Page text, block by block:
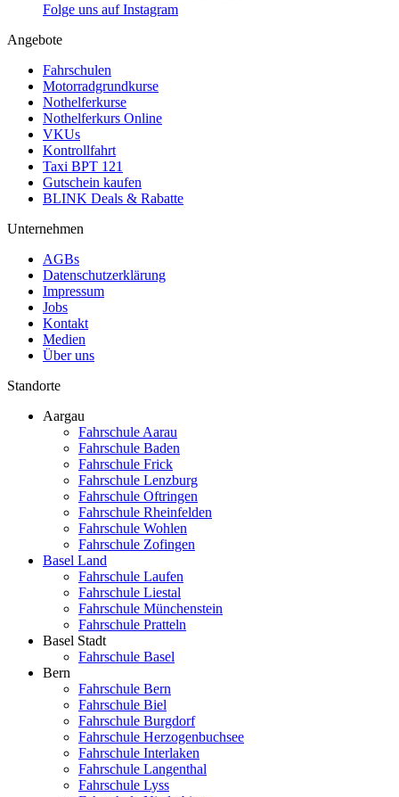
Folge uns auf Instagram
Angebote
Fahrschulen
Motorradgrundkurse
Nothelferkurse
Nothelferkurs Online
VKUs
Kontrollfahrt
Taxi BPT 121
Gutschein kaufen
BLINK Deals & Rabatte
Unternehmen
AGBs
Datenschutzerklärung
Impressum
Jobs
Kontakt
Medien
Über uns
Standorte
Aargau
Fahrschule Aarau
Fahrschule Baden
Fahrschule Frick
Fahrschule Lenzburg
Fahrschule Oftringen
Fahrschule Rheinfelden
Fahrschule Wohlen
Fahrschule Zofingen
Basel Land
Fahrschule Laufen
Fahrschule Liestal
Fahrschule Münchenstein
Fahrschule Pratteln
Basel Stadt
Fahrschule Basel
Bern
Fahrschule Bern
Fahrschule Biel
Fahrschule Burgdorf
Fahrschule Herzogenbuchsee
Fahrschule Interlaken
Fahrschule Langenthal
Fahrschule Lyss